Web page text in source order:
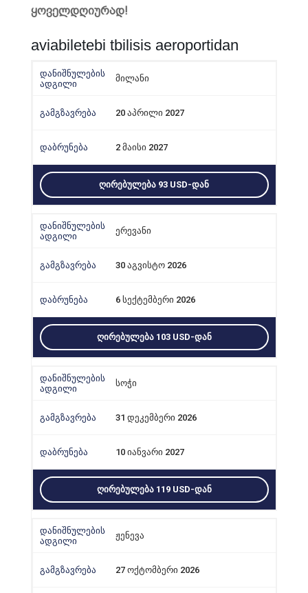
ყოველდღიურად!
aviabiletebi tbilisis aeroportidan
მილანი
20 აპრილი 2027
2 მაისი 2027
ᲦᲘᲠᲔᲑᲣᲚᲔᲑᲐ 93 USD-ᲓᲐᲜ
ერევანი
30 აგვისტო 2026
6 სექტემბერი 2026
ᲦᲘᲠᲔᲑᲣᲚᲔᲑᲐ 103 USD-ᲓᲐᲜ
სოჭი
31 დეკემბერი 2026
10 იანვარი 2027
ᲦᲘᲠᲔᲑᲣᲚᲔᲑᲐ 119 USD-ᲓᲐᲜ
ჟენევა
27 ოქტომბერი 2026